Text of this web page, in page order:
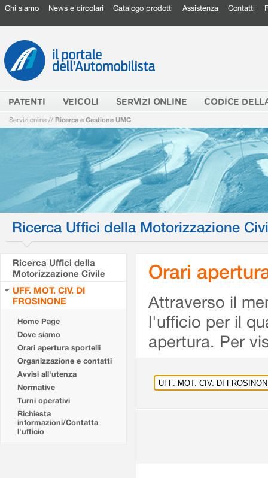
Chi siamo News e circolari Catalogo prodotti Assistenza Contatti
PATENTI VEICOLI SERVIZI ONLINE CODICE
Servizi online // Ricerca e Gestione UMC
Ricerca Uffici della Motorizzazione
Ricerca Uffici della
Motorizzazione Civile
UFF. MOT. CIV. DI
FROSINONE
Home Page
Dove siamo
Orari apertura sportelli
Organizzazione e contatti
Avvisi all'utenza
Normative
Turni operativi
Richiesta
informazioni/Contatta
l'ufficio
Orari
Attraverso il
l'ufficio per il
apertura. Per